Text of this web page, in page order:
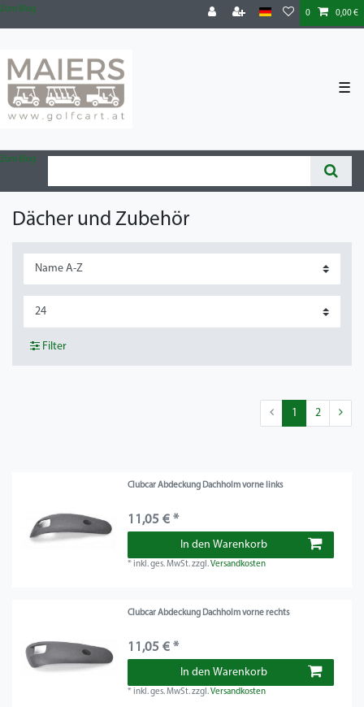
Zum Blog 0 0,00 €
☰
Zum Blog
Dächer und Zubehör
Filter
1 2
Clubcar Abdeckung Dachholm vorne links
11,05 € *
In den Warenkorb
*inkl. ges. MwSt.zzgl.Versandkosten
Clubcar Abdeckung Dachholm vorne rechts
11,05 € *
In den Warenkorb
*inkl. ges. MwSt.zzgl.Versandkosten